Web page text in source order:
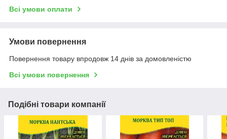
Всі умови оплати
Умови повернення
Повернення товару впродовж 14 днів за домовленістю
Всі умови повернення
Подібні товари компанії